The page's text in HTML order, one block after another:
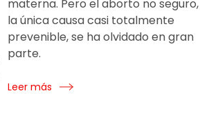
materna. Pero el aborto no seguro,
la única causa casi totalmente
prevenible, se ha olvidado en gran
parte.
Leer más